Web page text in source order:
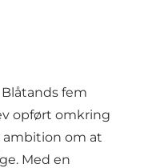
fem
opført omkring
ambition om at
Med en